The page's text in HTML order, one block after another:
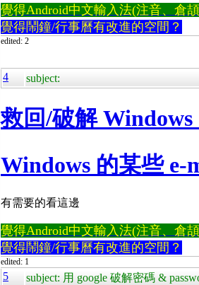
覺得Android中文輸入法(注音、倉
覺得鬧鐘/行事曆有改進的空間？
edited: 2
4 subject:
救回/破解
Windows 的某些 e-
有需要的看這邊
覺得Android中文輸入法(注音、倉
覺得鬧鐘/行事曆有改進的空間？
edited: 1
5 subject: 用 google 破解密碼 &